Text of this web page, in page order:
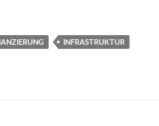
INFRASTRUKTUR